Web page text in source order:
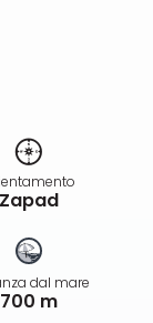
Zapad
dal mare
700 m